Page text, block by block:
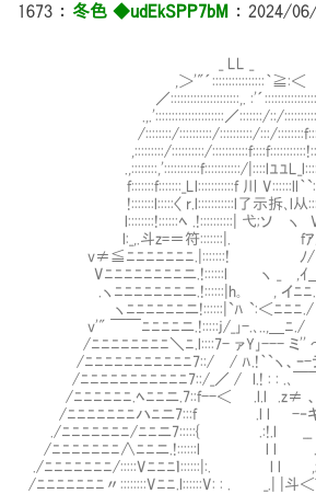
1673 ： 冬色 ◆udEkSPP7bM ： 2024/
,＞'"´::::::::::::::::｀≧:＜
／:::::::::::::::::::::,. :'´::::::::::::::::｀
.,.':::::::::::::::::::::／:::::::/::/
/::::::::/::::::::::/::::::::::/:::/
,:::::::::/::::::::::/
.,::::::::,':::::::::::f:::::::::::/|::::lﾕﾕ
f:::::::f:::::::_Ll:::::::::::f 川 V::::::ll｀
!:::::::l:::::〈 r.l:::::::::::l了示拆､l从
l::::::::!::::::ﾍ .!::::::::::| 弋;ソ ヽ Vz
l:_,.斗z=＝符:::::::|. fｱ
v≠≦ﾆﾆﾆﾆﾆﾆﾆ.|:::::::! ﾉ/
Vﾆﾆﾆﾆﾆﾆﾆﾆニ.!::::::l ヽ _ ,ｲ
.ヽﾆﾆﾆﾆﾆﾆﾆニ.!::::::|h｡ , イﾆﾆ./
ヽﾆﾆﾆﾆﾆﾆニ!::::::|`ﾊ `:＜ﾆﾆﾆ./
v'" ￣￣ﾆﾆﾆﾆニ.!:::::j/_｣-.､..,＿ﾆ./
/ﾆﾆﾆﾆﾆﾆﾆﾆ＼ﾆ.l::::7- ァY｣--- ミ''
/ﾆﾆﾆﾆﾆﾆﾆﾆﾆﾆﾆ7::/ / ﾊ.!｀`ヽ、ｰ-ラﾉ
/ﾆﾆﾆﾆﾆﾆﾆﾆﾆﾆﾆ7::/_／ / l.! : : .､￣￣`
/ﾆﾆﾆﾆﾆﾆ.ﾍﾆﾆニ.7::f--＜ .l.l .z≠
/ﾆﾆﾆﾆﾆﾆﾆハﾆニ7:::f .l l -‐
./ﾆﾆﾆﾆﾆﾆﾆ/ﾆﾆニ7:::::{ .:!.l
/ﾆﾆﾆﾆﾆﾆﾆ∧ﾆﾆニ.!::::::l
./ﾆﾆﾆﾆﾆﾆﾆ/:::::Vﾆﾆﾆｌ::::::|:. l
/ﾆﾆﾆﾆﾆﾆﾆ〃::::::::Vﾆﾆ.l::::::V: : . _.| |斗＜